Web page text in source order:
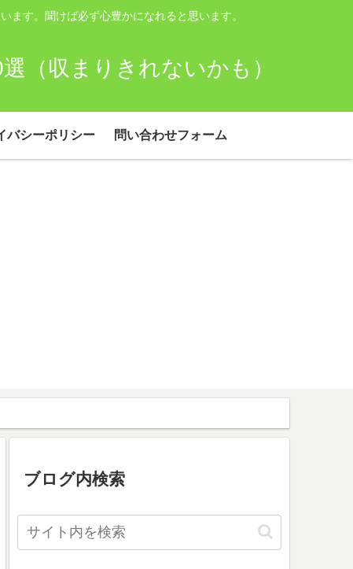
す。聞けば必ず心豊かになれると思います。
収まりきれないかも）
バシーポリシー 問い合わせフォーム
ブログ内検索